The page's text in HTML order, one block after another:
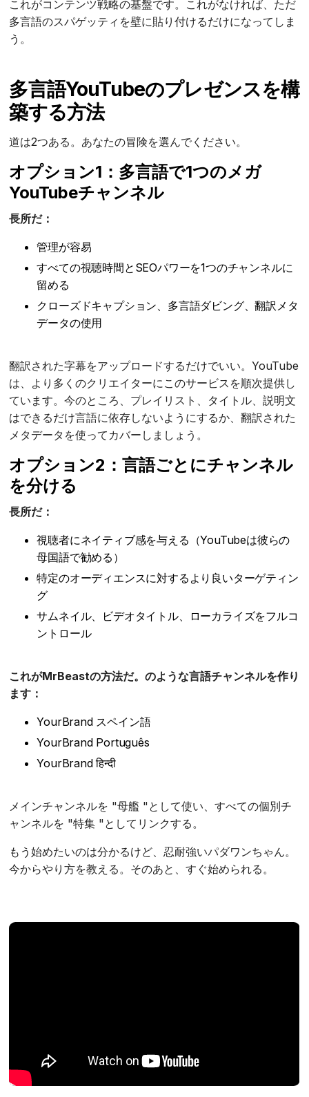
これがコンテンツ戦略の基盤です。これがなければ、ただ
多言語のスパゲッティを壁に貼り付けるだけになってしま
う。
多言語YouTubeのプレゼンスを構
築する方法
道は2つある。あなたの冒険を選んでください。
オプション1：多言語で1つのメガ
YouTubeチャンネル
長所だ：
管理が容易
すべての視聴時間とSEOパワーを1つのチャンネルに
留める
クローズドキャプション、多言語ダビング、翻訳メタ
データの使用
翻訳された字幕をアップロードするだけでいい。YouTube
は、より多くのクリエイターにこのサービスを順次提供し
ています。今のところ、プレイリスト、タイトル、説明文
はできるだけ言語に依存しないようにするか、翻訳された
メタデータを使ってカバーしましょう。
オプション2：言語ごとにチャンネル
を分ける
長所だ：
視聴者にネイティブ感を与える（YouTubeは彼らの
母国語で勧める）
特定のオーディエンスに対するより良いターゲティン
グ
サムネイル、ビデオタイトル、ローカライズをフルコ
ントロール
これがMrBeastの方法だ。のような言語チャンネルを作り
ます：
YourBrand スペイン語
YourBrand Português
YourBrand हिन्दी
メインチャンネルを "母艦 "として使い、すべての個別チ
ャンネルを "特集 "としてリンクする。
もう始めたいのは分かるけど、忍耐強いパダワンちゃん。
今からやり方を教える。そのあと、すぐ始められる。